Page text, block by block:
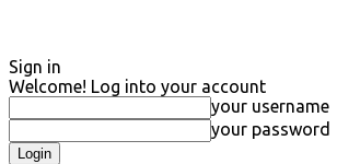
Sign in
Welcome! Log into your account
your username
your password